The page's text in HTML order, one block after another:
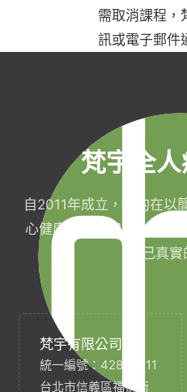
需取消課程，
訊或電子郵件
梵宇全
自2011年成立，目的在以
心健康，協助完成生命目
自己真實
梵宇有限公司
統一編號：42854211
台北市信義區福德街